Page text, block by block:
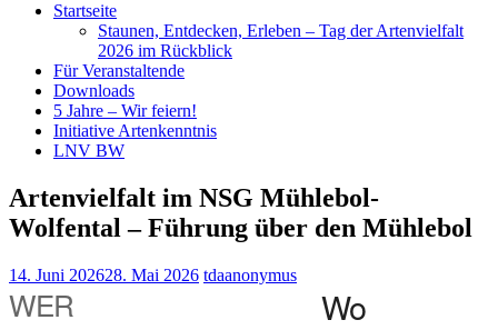
Startseite
Staunen, Entdecken, Erleben – Tag der Artenvielfalt
2026 im Rückblick
Für Veranstaltende
Downloads
5 Jahre – Wir feiern!
Initiative Artenkenntnis
LNV BW
Artenvielfalt im NSG Mühlebol-
Wolfental – Führung über den Mühlebol
14. Juni 202628. Mai 2026 tdaanonymus
WER Wo